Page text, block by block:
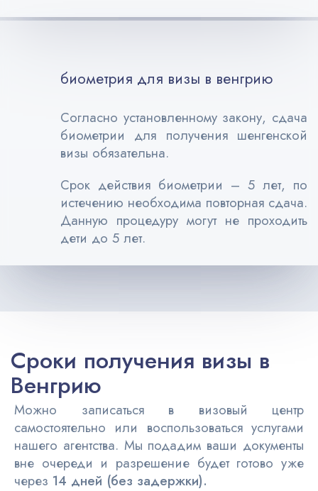
биометрия для визы в венгрию
Согласно установленному закону, сдача
биометрии для получения шенгенской
визы обязательна.
Срок действия биометрии – 5 лет, по
истечению необходима повторная сдача.
Данную процедуру могут не проходить
дети до 5 лет.
Сроки получения визы в
Венгрию
Можно записаться в визовый центр
самостоятельно или воспользоваться услугами
нашего агентства. Мы подадим ваши документы
вне очереди и разрешение будет готово уже
через 14 дней (без задержки).